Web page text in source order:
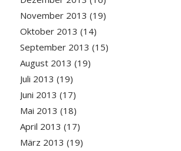
November 2013 (19)
Oktober 2013 (14)
September 2013 (15)
August 2013 (19)
Juli 2013 (19)
Juni 2013 (17)
Mai 2013 (18)
April 2013 (17)
März 2013 (19)